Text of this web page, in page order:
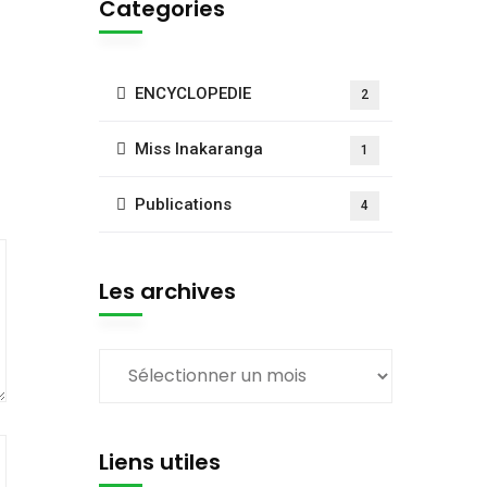
Categories
ENCYCLOPEDIE 2
Miss Inakaranga 1
Publications 4
Les archives
Liens utiles